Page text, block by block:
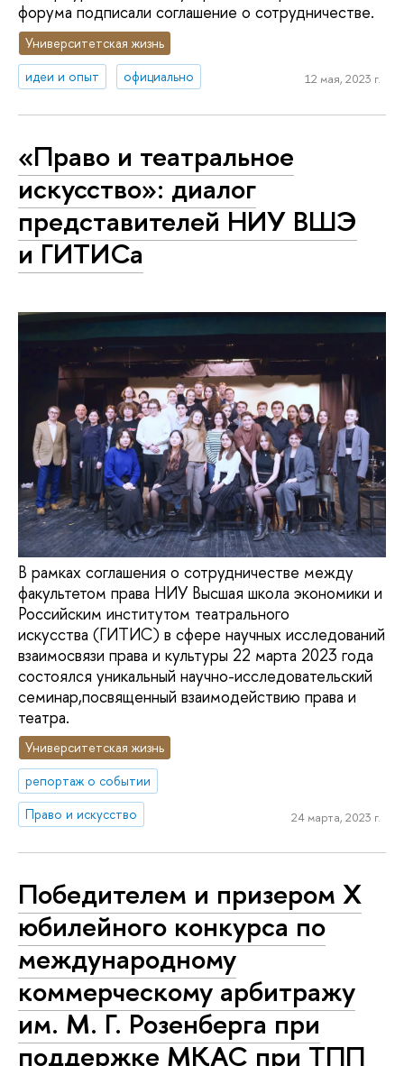
форума подписали соглашение о сотрудничестве.
Университетская жизнь
идеи и опыт
официально 12 мая, 2023 г.
«Право и театральное
искусство»: диалог
представителей НИУ ВШЭ
и ГИТИСа
В рамках соглашения о сотрудничестве между
факультетом права НИУ Высшая школа экономики и
Российским институтом театрального
искусства (ГИТИС) в сфере научных исследований
взаимосвязи права и культуры 22 марта 2023 года
состоялся уникальный научно-исследовательский
семинар,посвященный взаимодействию права и
театра.
Университетская жизнь
репортаж о событии
Право и искусство
24 марта, 2023 г.
Победителем и призером X
юбилейного конкурса по
международному
коммерческому арбитражу
им. М. Г. Розенберга при
поддержке МКАС при ТПП